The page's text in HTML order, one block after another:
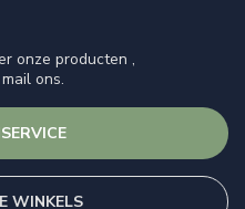
onze producten ,
ons.
WINKELS